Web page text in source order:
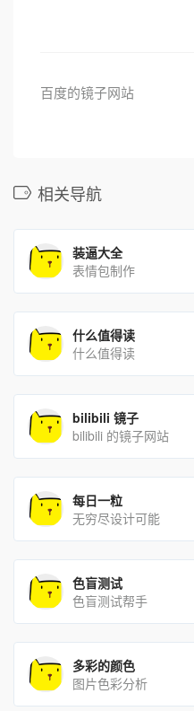
百度的镜子网站
相关导航
装逼大全
表情包制作
什么值得读
什么值得读
bilibili 镜子
bilibili 的镜子网站
每日一粒
无穷尽设计可能
色盲测试
色盲测试帮手
多彩的颜色
图片色彩分析